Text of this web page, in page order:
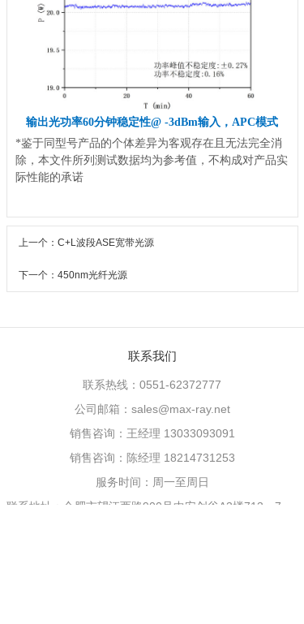
输出光功率60分钟稳定性@ -3dBm输入，APC模式
*鉴于同型号产品的个体差异为客观存在且无法完全消
除，本文件所列测试数据均为参考值，不构成对产品实
际性能的承诺
上一个：C+L波段ASE宽带光源
下一个：450nm光纤光源
联系我们
联系热线：0551-62372777
公司邮箱：sales@max-ray.net
销售咨询：王经理 13033093091
销售咨询：陈经理 18214731253
服务时间：周一至周日